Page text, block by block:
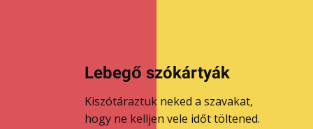
Lebegő szókártyák
Kiszótáraztuk neked a szavakat,
hogy ne kelljen vele időt töltened.